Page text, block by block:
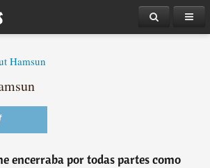
Hamsun
encerraba por todas partes como